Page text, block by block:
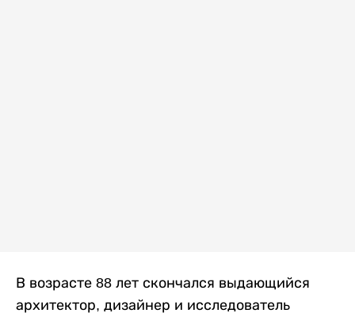
В возрасте 88 лет скончался выдающийся
архитектор, дизайнер и исследователь